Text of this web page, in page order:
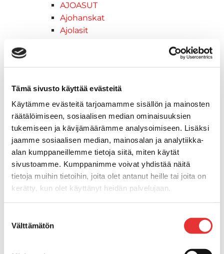
Tämä sivusto käyttää evästeitä
Käytämme evästeitä tarjoamamme sisällön ja mainosten
räätälöimiseen, sosiaalisen median ominaisuuksien
tukemiseen ja kävijämäärämme analysoimiseen. Lisäksi
jaamme sosiaalisen median, mainosalan ja analytiikka-
alan kumppaneillemme tietoja siitä, miten käytät
sivustoamme. Kumppanimme voivat yhdistää näitä
tietoja muihin tietoihin, joita olet antanut heille tai joita on
kerätty, kun olet käyttänyt heidän palvelujaan.
valinta
Välttämätön
AJOASUT
Ajohanskat
Ajolasit
Kengät
Lynx
Lynx ajovarusteet
Ajohousut
Ajotakit
HAALARIT
Lynx vapaa-ajan asusteet
Lynx asusteet
Lynx vaatetus
Ski-Doo
Ski-Doo ajovarusteet
Ski-Doo vapaa-ajan asusteet